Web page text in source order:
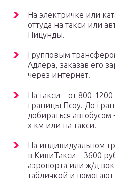
На электричке или
оттуда на такси или
Пицунды.
Групповым
Адлера, заказав его
через интернет.
На такси – от 800-
границы Псоу. До
добираться
х км или на такси.
На индивидуальном
в КивиТакси – 3600
аэропорта или ж/д
табличкой и помогают